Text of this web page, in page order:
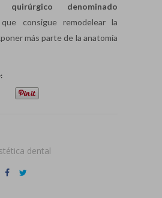
quirúrgico denominado
consigue remodelear la
más parte de la anatomía
dental